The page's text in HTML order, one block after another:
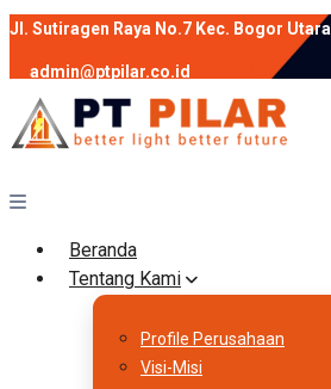
Jl. Sutiragen Raya No.7 Kec. Bogor Utara
admin@ptpilar.co.id
+62 812-9080-0020
instagram facebook
Follow :
Beranda
Tentang Kami
Profile Perusahaan
Visi-Misi